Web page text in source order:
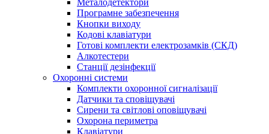
Металодетектори
Програмне забезпечення
Кнопки виходу
Кодові клавіатури
Готові комплекти електрозамків (СКД)
Алкотестери
Станції дезінфекції
Охоронні системи
Комплекти охоронної сигналізації
Датчики та сповіщувачі
Сирени та світлові оповіщувачі
Охорона периметра
Клавіатури